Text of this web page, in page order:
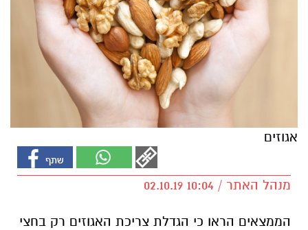
אגוזים
מנהל האתר / 10:04 02.10.19
הממצאים הראו כי הגדלת צריכת האגוזים רק בחצי